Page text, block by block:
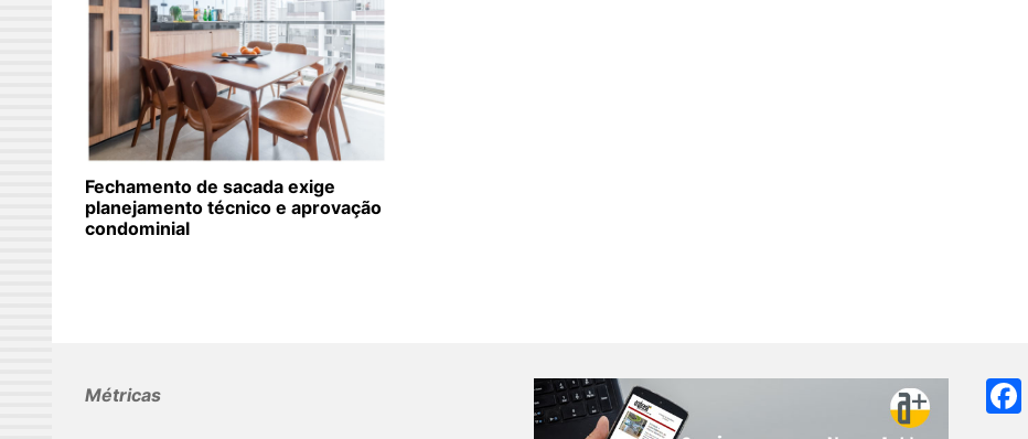
Fechamento de sacada exige
planejamento técnico e aprovação
condominial
Métricas